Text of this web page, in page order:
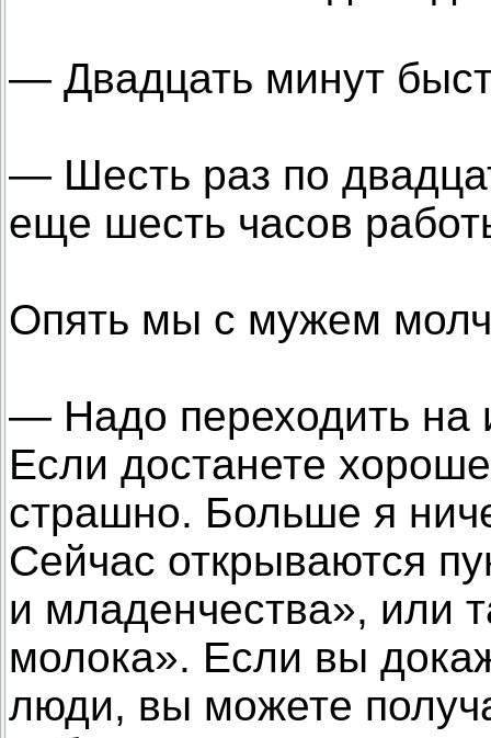
— Двадцать минут
— Шесть раз по
еще шесть часов
Опять мы с мужем
— Надо переходить на
Если достанете
страшно. Больше я
Сейчас открываются
и младенчества», или
молока». Если вы
люди, вы можете